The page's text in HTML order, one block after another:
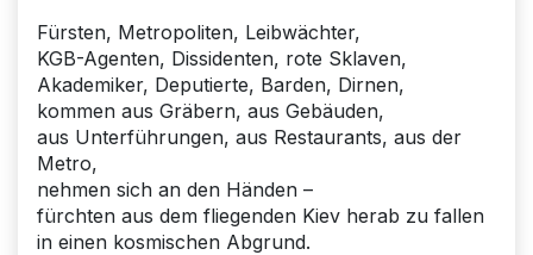
Fürsten, Metropoliten, Leibwächter,
KGB-Agenten, Dissidenten, rote Sklaven,
Akademiker, Deputierte, Barden, Dirnen,
kommen aus Gräbern, aus Gebäuden,
aus Unterführungen, aus Restaurants, aus der
Metro,
nehmen sich an den Händen –
fürchten aus dem fliegenden Kiev herab zu fallen
in einen kosmischen Abgrund.